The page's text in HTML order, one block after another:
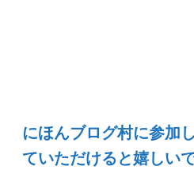
にほんブログ村に参加
ていただけると嬉しい